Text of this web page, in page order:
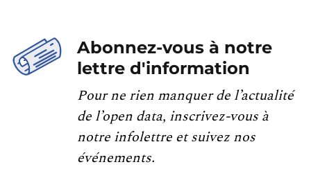
Abonnez-vous à notre
lettre d'information
Pour ne rien manquer de l’actualité
de l’open data, inscrivez-vous à
notre infolettre et suivez nos
événements.